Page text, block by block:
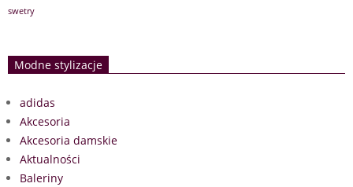
swetry
Modne stylizacje
adidas
Akcesoria
Akcesoria damskie
Aktualności
Baleriny